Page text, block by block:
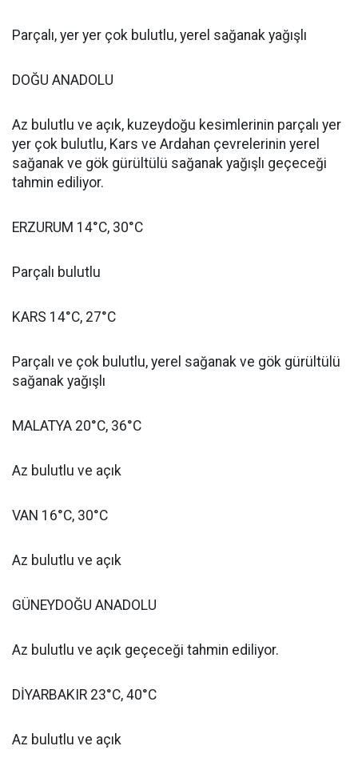
Parçalı, yer yer çok bulutlu, yerel sağanak yağışlı
DOĞU ANADOLU
Az bulutlu ve açık, kuzeydoğu kesimlerinin parçalı yer
yer çok bulutlu, Kars ve Ardahan çevrelerinin yerel
sağanak ve gök gürültülü sağanak yağışlı geçeceği
tahmin ediliyor.
ERZURUM 14°C, 30°C
Parçalı bulutlu
KARS 14°C, 27°C
Parçalı ve çok bulutlu, yerel sağanak ve gök gürültülü
sağanak yağışlı
MALATYA 20°C, 36°C
Az bulutlu ve açık
VAN 16°C, 30°C
Az bulutlu ve açık
GÜNEYDOĞU ANADOLU
Az bulutlu ve açık geçeceği tahmin ediliyor.
DİYARBAKIR 23°C, 40°C
Az bulutlu ve açık